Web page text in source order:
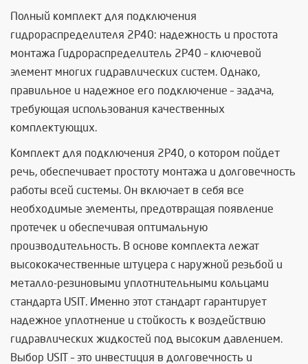
Полный комплект для подключения
гидрораспределителя 2P40: надежность и простота
монтажа Гидрораспределитель 2P40 – ключевой
элемент многих гидравлических систем. Однако,
правильное и надежное его подключение – задача,
требующая использования качественных
комплектующих.
Комплект для подключения 2P40, о котором пойдет
речь, обеспечивает простоту монтажа и долговечность
работы всей системы. Он включает в себя все
необходимые элементы, предотвращая появление
протечек и обеспечивая оптимальную
производительность. В основе комплекта лежат
высококачественные штуцера с наружной резьбой и
металло-резиновыми уплотнительными кольцами
стандарта USIT. Именно этот стандарт гарантирует
надежное уплотнение и стойкость к воздействию
гидравлических жидкостей под высоким давлением.
Выбор USIT – это инвестиция в долговечность и